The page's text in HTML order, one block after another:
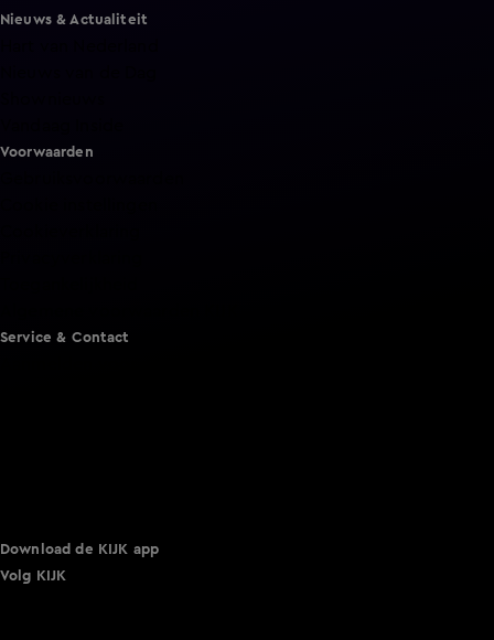
Nieuws & Actualiteit
Voorwaarden
Service & Contact
Download de KIJK app
Volg KIJK